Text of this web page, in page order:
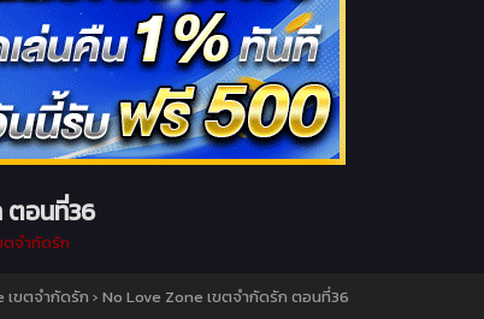
ตอนที่36
ตจำกัดรัก
เขตจำกัดรัก › No Love Zone เขตจำกัดรัก ตอนที่36